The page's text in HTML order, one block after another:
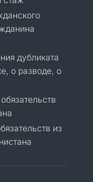
дубликата
о разводе, о
из